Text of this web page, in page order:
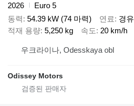
2026
Euro 5
동력 54.39 kW (74 마력) 연료
경유
적재 용량 5,250 kg 속도 20 km/h
우크라이나, Odesskaya obl
Odissey Motors